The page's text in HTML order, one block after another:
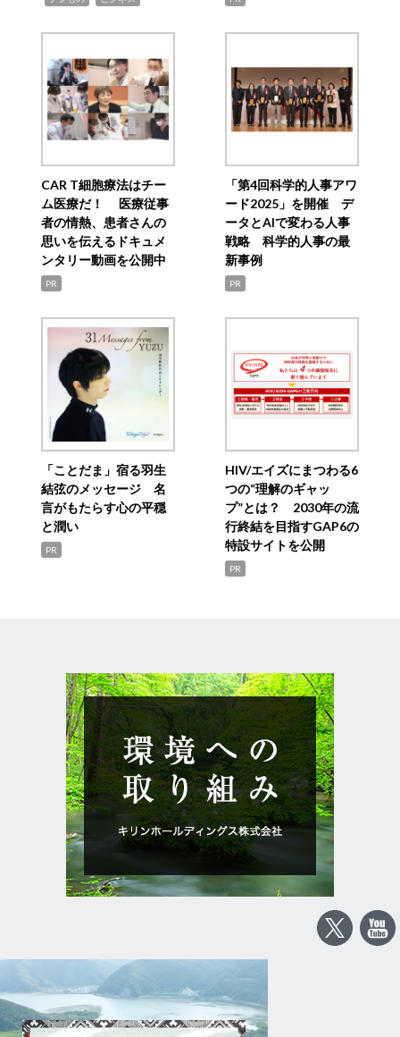
CAR T細胞療法はチー
ム医療だ！ 医療従事
者の情熱、患者さんの
思いを伝えるドキュメ
ンタリー動画を公開中
PR
「第4回科学的人事アワ
ード2025」を開催 デ
ータとAIで変わる人事
戦略 科学的人事の最
新事例
PR
「ことだま」宿る羽生
結弦のメッセージ 名
言がもたらす心の平穏
と潤い
PR
HIV/エイズにまつわる6
つの“理解のギャッ
プ”とは？ 2030年の流
行終結を目指すGAP6の
特設サイトを公開
PR